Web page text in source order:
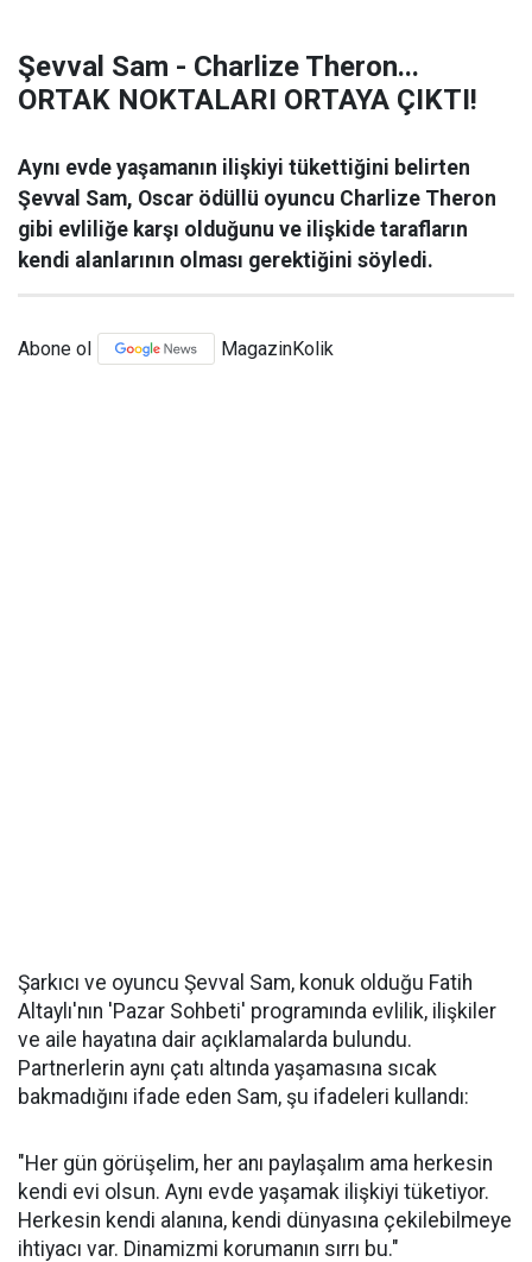
Şevval Sam - Charlize Theron...
ORTAK NOKTALARI ORTAYA ÇIKTI!
Aynı evde yaşamanın ilişkiyi tükettiğini belirten
Şevval Sam, Oscar ödüllü oyuncu Charlize Theron
gibi evliliğe karşı olduğunu ve ilişkide tarafların
kendi alanlarının olması gerektiğini söyledi.
Abone ol MagazinKolik
Şarkıcı ve oyuncu Şevval Sam, konuk olduğu Fatih
Altaylı'nın 'Pazar Sohbeti' programında evlilik, ilişkiler
ve aile hayatına dair açıklamalarda bulundu.
Partnerlerin aynı çatı altında yaşamasına sıcak
bakmadığını ifade eden Sam, şu ifadeleri kullandı:
"Her gün görüşelim, her anı paylaşalım ama herkesin
kendi evi olsun. Aynı evde yaşamak ilişkiyi tüketiyor.
Herkesin kendi alanına, kendi dünyasına çekilebilmeye
ihtiyacı var. Dinamizmi korumanın sırrı bu."